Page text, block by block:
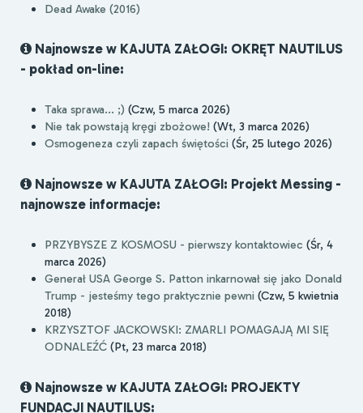
Dead Awake (2016)
Najnowsze w KAJUTA ZAŁOGI: OKRĘT NAUTILUS
- pokład on-line:
Taka sprawa... ;) (Czw, 5 marca 2026)
Nie tak powstają kręgi zbożowe! (Wt, 3 marca 2026)
Osmogeneza czyli zapach świętości (Śr, 25 lutego 2026)
Najnowsze w KAJUTA ZAŁOGI: Projekt Messing -
najnowsze informacje:
PRZYBYSZE Z KOSMOSU - pierwszy kontaktowiec (Śr, 4
marca 2026)
Generał USA George S. Patton inkarnował się jako Donald
Trump - jesteśmy tego praktycznie pewni (Czw, 5 kwietnia
2018)
KRZYSZTOF JACKOWSKI: ZMARLI POMAGAJĄ MI SIĘ
ODNALEŹĆ (Pt, 23 marca 2018)
Najnowsze w KAJUTA ZAŁOGI: PROJEKTY
FUNDACJI NAUTILUS: